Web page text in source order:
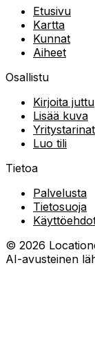
Etusivu
Kartta
Kunnat
Aiheet
Osallistu
Kirjoita juttu
Lisää kuva
Yritystarinat
Luo tili
Tietoa
Palvelusta
Tietosuoja
© 2026
AI-avusteinen